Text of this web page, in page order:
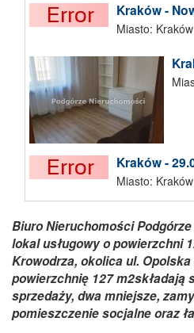
Kraków -
Miasto: Kraków
Kraków -
Miasto: Kraków
Biuro Nieruchomości
lokal usługowy o powierzchni
Krowodrza, okolica ul.
powierzchnię 127 m2składają
sprzedaży, dwa mniejsze,
pomieszczenie socjalne oraz